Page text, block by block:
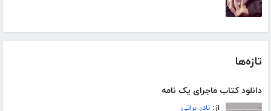
تازه‌ها
دانلود کتاب ماجرای یک نامه
از: نادر براتی